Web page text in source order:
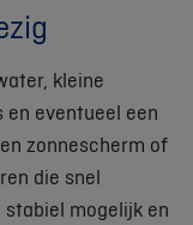
kleine
eventueel een
zonnescherm of
die snel
mogelijk en